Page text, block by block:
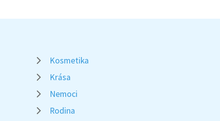
Kosmetika
Krása
Nemoci
Rodina